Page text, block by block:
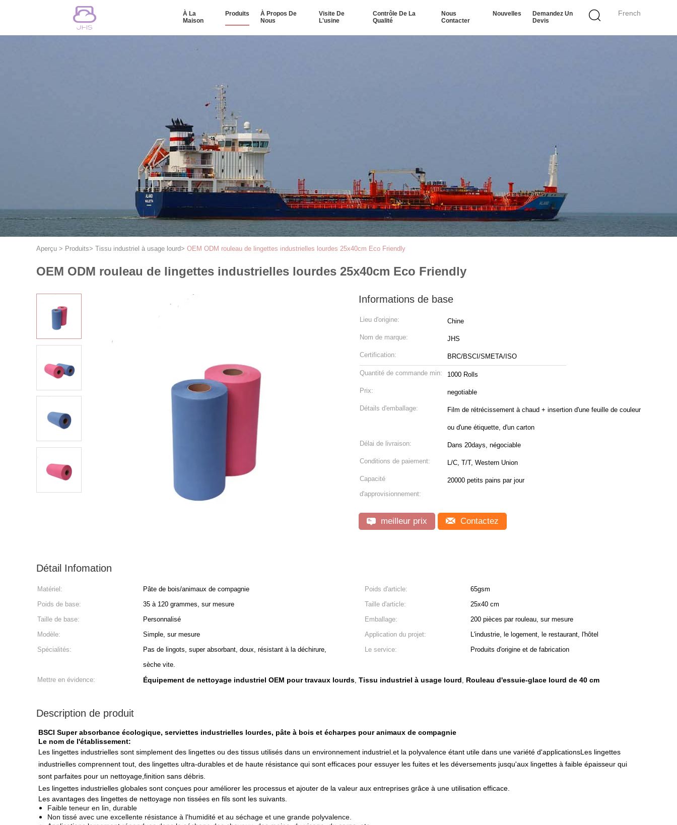
French
À La
Maison
Produits
À Propos De
Nous
Visite De
L'usine
Contrôle De La
Qualité
Nous
Contacter
Nouvelles
Demandez Un
Devis
Aperçu > Produits> Tissu industriel à usage lourd> OEM ODM rouleau de lingettes industrielles lourdes 25x40cm Eco Friendly
OEM ODM rouleau de lingettes industrielles lourdes 25x40cm Eco Friendly
Informations de base
Lieu d'origine: Chine
Nom de marque: JHS
Certification: BRC/BSCI/SMETA/ISO
Quantité de commande min: 1000 Rolls
Prix: negotiable
Détails d'emballage: Film de rétrécissement à chaud + insertion d'une feuille de couleur
ou d'une étiquette, d'un carton
Délai de livraison: Dans 20days, négociable
Conditions de paiement: L/C, T/T, Western Union
Capacité
d'approvisionnement:
20000 petits pains par jour
meilleur prix Contactez
Détail Infomation
Matériel: Pâte de bois/animaux de compagnie Poids d'article:
65gsm
Poids de base:
35 à 120 grammes, sur mesure Taille d'article:
25x40 cm
Taille de base:
Personnalisé Emballage:
200 pièces par rouleau, sur mesure
Modèle:
Simple, sur mesure Application du projet:
L'industrie, le logement, le restaurant, l'hôtel
Spécialités:
Pas de lingots, super absorbant, doux, résistant à la déchirure,
sèche vite.
Le service: Produits d'origine et de fabrication
Mettre en évidence: Équipement de nettoyage industriel OEM pour travaux lourds, Tissu industriel à usage lourd, Rouleau d'essuie-glace lourd de 40 cm
Description de produit
BSCI Super absorbance écologique, serviettes industrielles lourdes, pâte à bois et écharpes pour animaux de compagnie
Le nom de l'établissement:
Les lingettes industrielles sont simplement des lingettes ou des tissus utilisés dans un environnement industriel.et la polyvalence étant utile dans une variété d'applicationsLes lingettes
industrielles comprennent tout, des lingettes ultra-durables et de haute résistance qui sont efficaces pour essuyer les fuites et les déversements jusqu'aux lingettes à faible épaisseur qui
sont parfaites pour un nettoyage,finition sans débris.
Les lingettes industrielles globales sont conçues pour améliorer les processus et ajouter de la valeur aux entreprises grâce à une utilisation efficace.
Les avantages des lingettes de nettoyage non tissées en fils sont les suivants.
Faible teneur en lin, durable
Non tissé avec une excellente résistance à l'humidité et au séchage et une grande polyvalence.